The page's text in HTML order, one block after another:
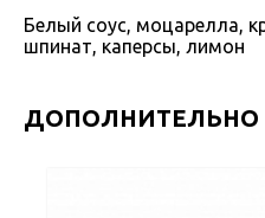
Белый соус, моцарелла,
шпинат, каперсы, лимон
ДОПОЛНИТЕЛЬНО